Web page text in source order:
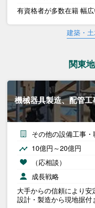
有資格者が多数在籍 幅
建築・
関東
機械器具製造、配管工
その他の設備工事
10億円～20億円
（応相談）
成長戦略
大手からの信頼により安
設計・製造から現地据